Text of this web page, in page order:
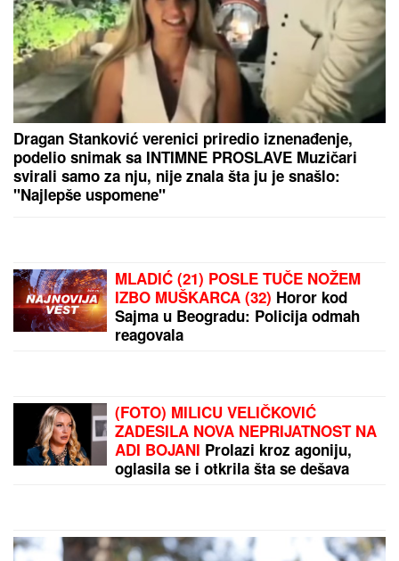
Otkrila pod kojim uslovima bi
ušla, cifra je ogromna: Spomenula i
skandal sa Dragojevićem